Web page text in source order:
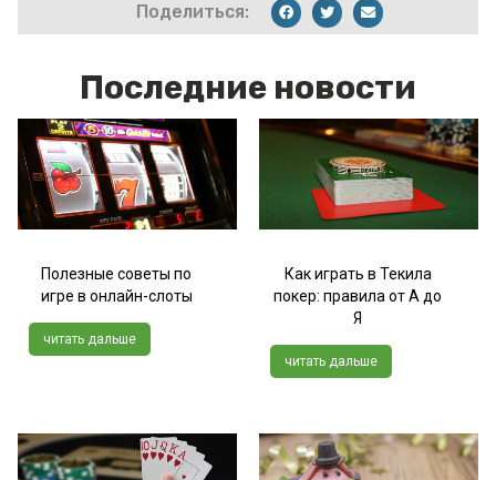
Поделиться:
Последние новости
Полезные советы по
игре в онлайн-слоты
читать дальше
Как играть в Текила
покер: правила от А до
Я
читать дальше